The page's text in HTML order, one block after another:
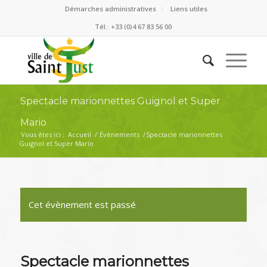
Démarches administratives
Liens utiles
Tél.: +33 (0)4 67 83 56 00
Spectacle marionnettes Guignol et Super
Mario
Vous êtes ici : Accueil / Évènements /Spectacle marionnettes
Guignol et Super Mario
Cet évènement est passé
Spectacle marionnettes